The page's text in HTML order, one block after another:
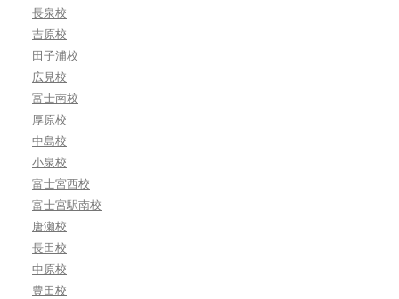
長泉校
吉原校
田子浦校
広見校
富士南校
厚原校
中島校
小泉校
富士宮西校
富士宮駅南校
唐瀬校
長田校
中原校
豊田校